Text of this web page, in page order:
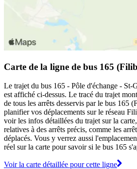
Carte de la ligne de bus 165
Le trajet du bus 165 - Pôle d'échange - St-
est affiché ci-dessus. Le tracé du trajet
de tous les arrêts desservis par le bus 165
planifier vos déplacements sur le réseau
voir les infos détaillées du trajet sur la
relatives à des arrêts précis, comme les
déplacés. Vous y verrez aussi
réel sur la carte pour savoir si le bus 165
Voir la carte détaillée pour cette ligne